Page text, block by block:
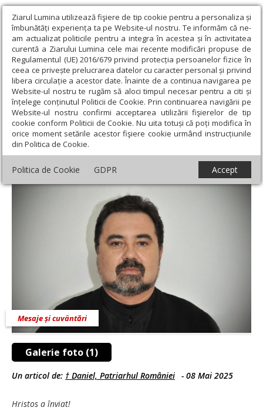
Ziarul Lumina utilizează fişiere de tip cookie pentru a personaliza și
îmbunătăți experiența ta pe Website-ul nostru. Te informăm că ne-
am actualizat politicile pentru a integra în acestea și în activitatea
curentă a Ziarului Lumina cele mai recente modificări propuse de
Regulamentul (UE) 2016/679 privind protecția persoanelor fizice în
ceea ce privește prelucrarea datelor cu caracter personal și privind
libera circulație a acestor date. Înainte de a continua navigarea pe
Website-ul nostru te rugăm să aloci timpul necesar pentru a citi și
înțelege conținutul Politicii de Cookie. Prin continuarea navigării pe
Website-ul nostru confirmi acceptarea utilizării fişierelor de tip
cookie conform Politicii de Cookie. Nu uita totuși că poți modifica în
orice moment setările acestor fişiere cookie urmând instrucțiunile
din Politica de Cookie.
Politica de Cookie GDPR Accept
Ziarul Lumina › Actualitate religioasă › Mesaje și cuvântări ›
Părintele Remus Proca (1970-2025) – păstor devotat și mângâietor al
celor suferinzi
Părintele Remus Proca (1970-2025) – păstor
devotat și mângâietor al celor suferinzi
Galerie foto (1)
Mesaje și cuvântări
Un articol de: † Daniel, Patriarhul României - 08 Mai 2025
Hristos a înviat!